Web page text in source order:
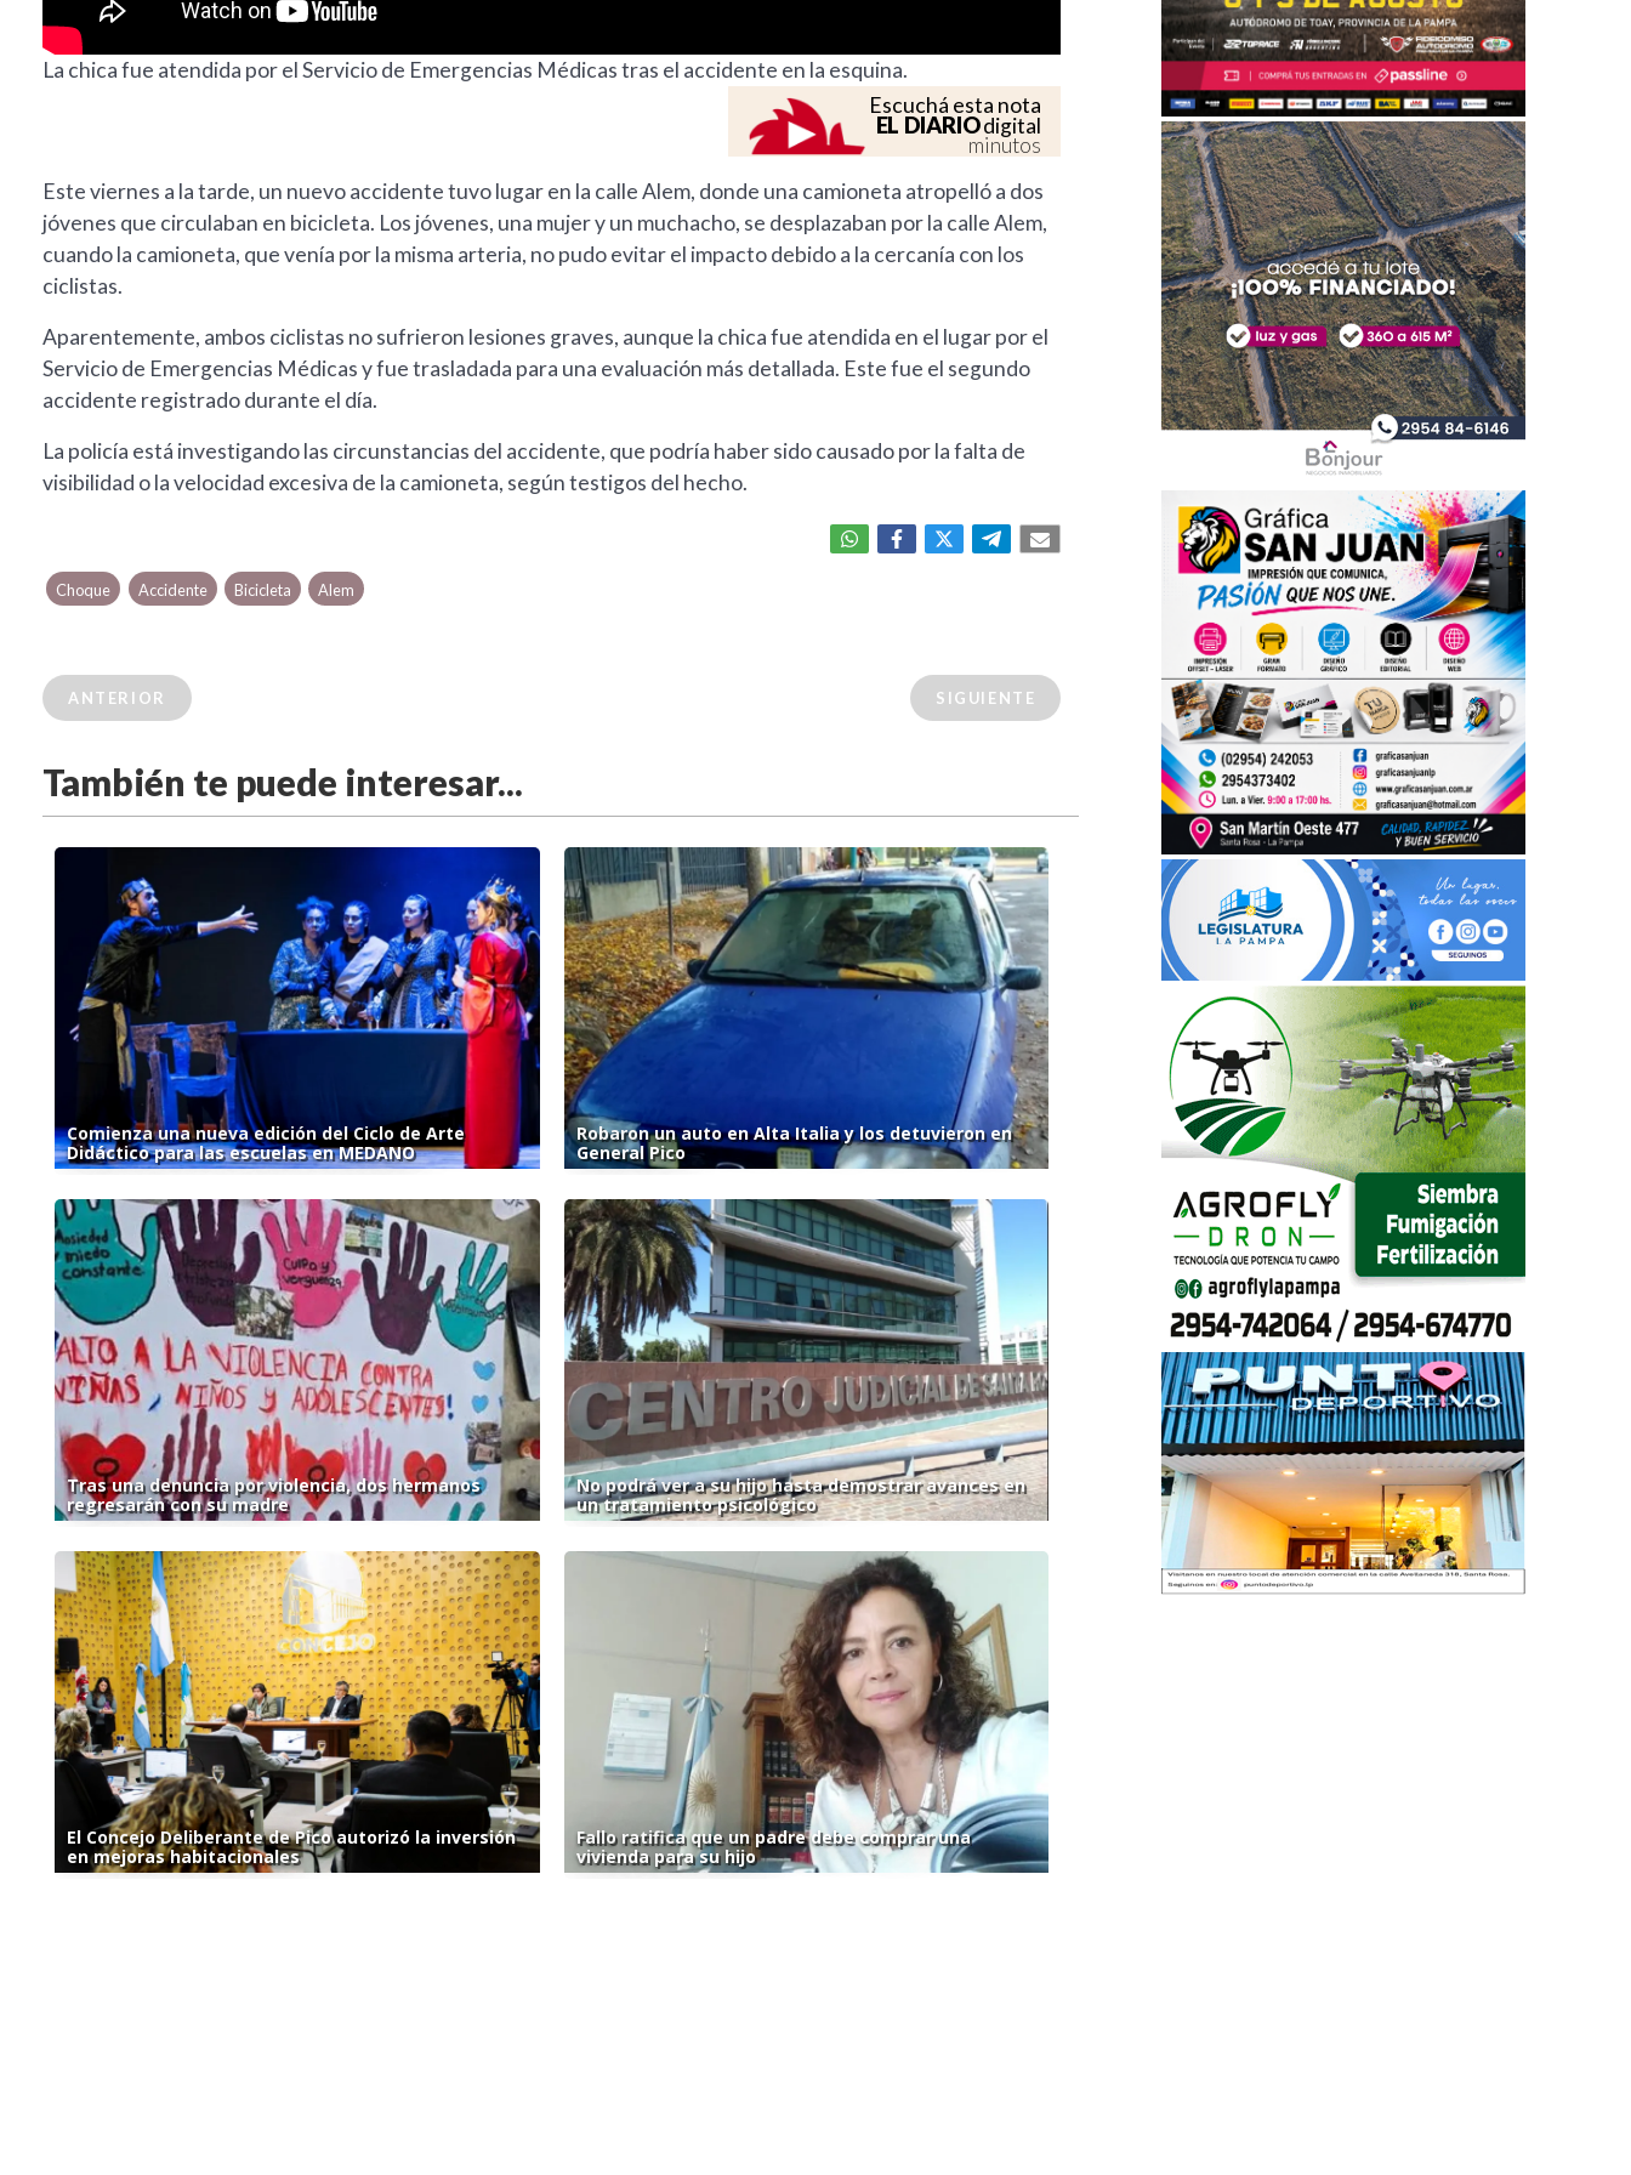
La chica fue atendida por el Servicio de Emergencias Médicas tras el accidente en la esquina.
Escuchá esta nota
EL DIARIOdigital
minutos
Este viernes a la tarde, un nuevo accidente tuvo lugar en la calle Alem, donde una camioneta atropelló a dos
jóvenes que circulaban en bicicleta. Los jóvenes, una mujer y un muchacho, se desplazaban por la calle Alem,
cuando la camioneta, que venía por la misma arteria, no pudo evitar el impacto debido a la cercanía con los
ciclistas.
Aparentemente, ambos ciclistas no sufrieron lesiones graves, aunque la chica fue atendida en el lugar por el
Servicio de Emergencias Médicas y fue trasladada para una evaluación más detallada. Este fue el segundo
accidente registrado durante el día.
La policía está investigando las circunstancias del accidente, que podría haber sido causado por la falta de
visibilidad o la velocidad excesiva de la camioneta, según testigos del hecho.
Choque Accidente Bicicleta Alem
ANTERIOR SIGUIENTE
También te puede interesar...
Comienza una nueva edición del Ciclo de Arte
Didáctico para las escuelas en MEDANO
Robaron un auto en Alta Italia y los detuvieron en
General Pico
Tras una denuncia por violencia, dos hermanos
regresarán con su madre
No podrá ver a su hijo hasta demostrar avances en
un tratamiento psicológico
El Concejo Deliberante de Pico autorizó la inversión
en mejoras habitacionales
Fallo ratifica que un padre debe comprar una
vivienda para su hijo